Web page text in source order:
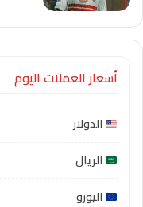
أسعار العملات اليوم
الدولار
الريال
اليورو